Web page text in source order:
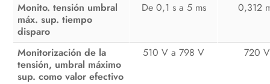
Monito. tensión umbral
máx. sup. tiempo
disparo
De 0,1 s a 5 ms 0,312
Monitorización de la
tensión, umbral máximo
sup. como valor efectivo
510 V a 798 V 720 V